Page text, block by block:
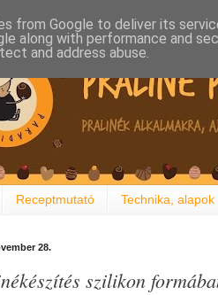
Receptmutató Technika, alapok
28.
szilikon
from Google to deliver its
along with performance and
and address abuse.